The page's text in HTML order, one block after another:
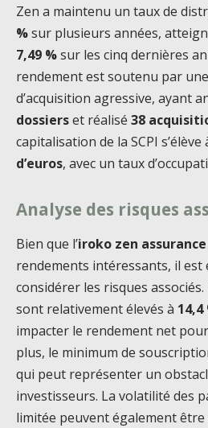
Zen a maintenu un taux de
%sur plusieurs années,
7,49 %sur les cinq dernières
rendement est soutenu par
d’acquisition agressive, ayant
dossierset réalisé 38
capitalisation de la SCPI s’élève
d’euros, avec un taux
Analyse des risques
Bien que l’iroko zen
rendements intéressants, il est
considérer les risques
sont relativement élevés à 14,4
impacter le rendement net
plus, le minimum de
qui peut représenter un
investisseurs. La volatilité des
limitée peuvent également